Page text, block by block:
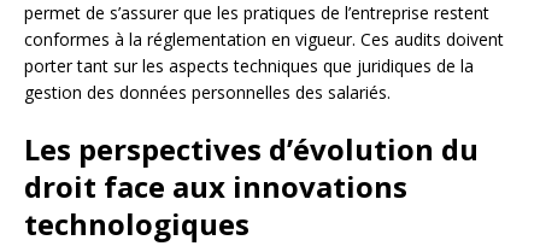
permet de s’assurer que les pratiques de l’entreprise restent
conformes à la réglementation en vigueur. Ces audits doivent
porter tant sur les aspects techniques que juridiques de la
gestion des données personnelles des salariés.
Les perspectives d’évolution du
droit face aux innovations
technologiques